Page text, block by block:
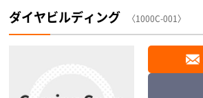
ダイヤビルディング 〈1000C-001〉